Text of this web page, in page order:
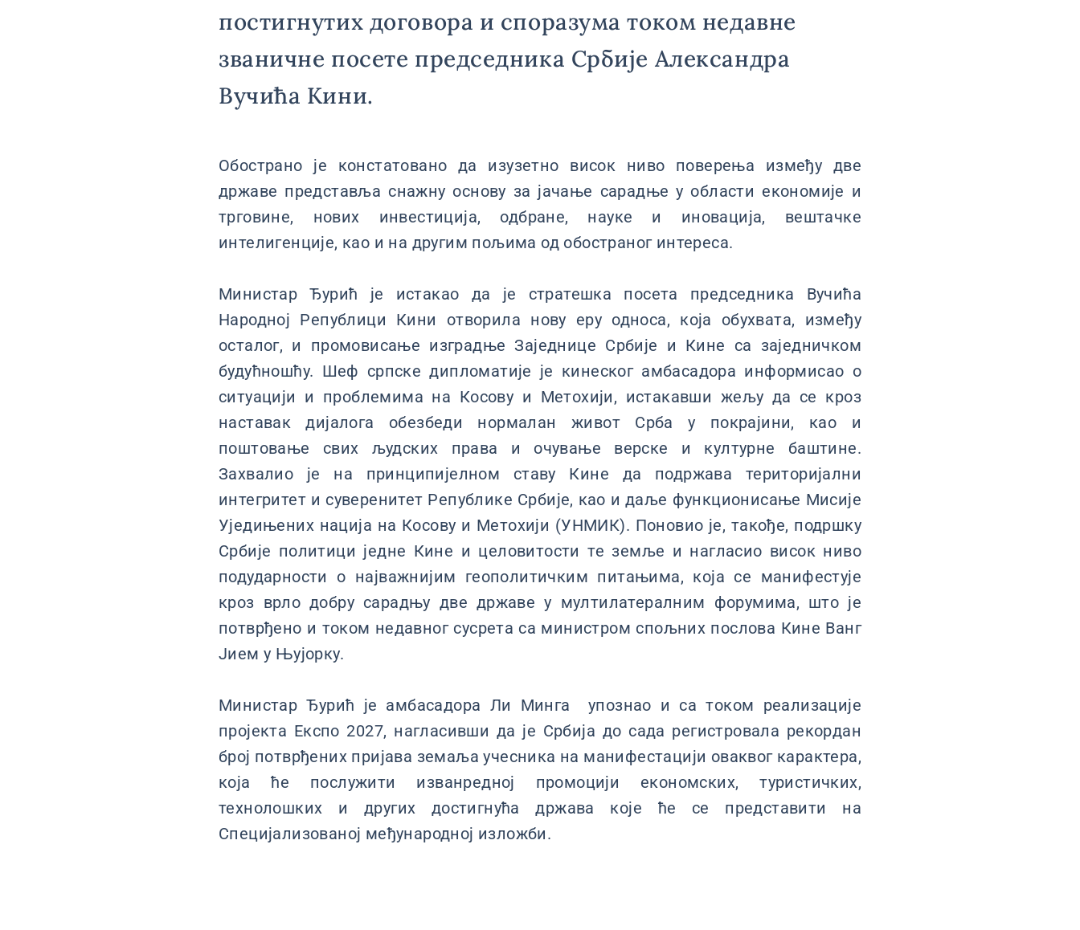
постигнутих договора и споразума током недавне
званичне посете председника Србије Александра
Вучића Кини.
Обострано је констатовано да изузетно висок ниво поверења између две
државе представља снажну основу за јачање сарадње у области економије и
трговине, нових инвестиција, одбране, науке и иновација, вештачке
интелигенције, као и на другим пољима од обостраног интереса.
Министар Ђурић је истакао да је стратешка посета председника Вучића
Народној Републици Кини отворила нову еру односа, која обухвата, између
осталог, и промовисање изградње Заједнице Србије и Кине са заједничком
будућношћу. Шеф српске дипломатије је кинеског амбасадора информисао о
ситуацији и проблемима на Косову и Метохији, истакавши жељу да се кроз
наставак дијалога обезбеди нормалан живот Срба у покрајини, као и
поштовање свих људских права и очување верске и културне баштине.
Захвалио је на принципијелном ставу Кине да подржава територијални
интегритет и суверенитет Републике Србије, као и даље функционисање Мисије
Уједињених нација на Косову и Метохији (УНМИК). Поновио је, такође, подршку
Србије политици једне Кине и целовитости те земље и нагласио висок ниво
подударности о најважнијим геополитичким питањима, која се манифестује
кроз врло добру сарадњу две државе у мултилатералним форумима, што је
потврђено и током недавног сусрета са министром спољних послова Кине Ванг
Јием у Њујорку.
Министар Ђурић је амбасадора Ли Минга упознао и са током реализације
пројекта Експо 2027, нагласивши да је Србија до сада регистровала рекордан
број потврђених пријава земаља учесника на манифестацији оваквог карактера,
која ће послужити изванредној промоцији економских, туристичких,
технолошких и других достигнућа држава које ће се представити на
Специјализованој међународној изложби.